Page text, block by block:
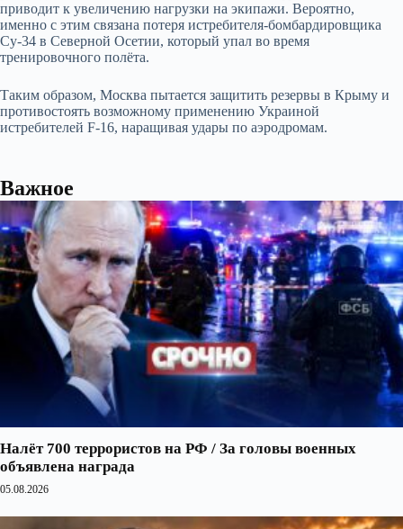
приводит к увеличению нагрузки на экипажи. Вероятно,
именно с этим связана потеря истребителя-бомбардировщика
Су-34 в Северной Осетии, который упал во время
тренировочного полёта.
Таким образом, Москва пытается защитить резервы в Крыму и
противостоять возможному применению Украиной
истребителей F-16, наращивая удары по аэродромам.
Важное
Налёт 700 террористов на РФ / За головы военных
объявлена награда
05.08.2026